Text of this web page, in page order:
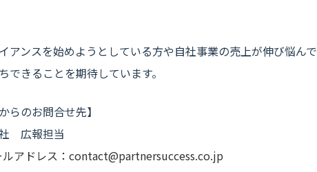
アンスを始めようとしている方や自社事業の売上が伸び悩んで
できることを期待しています。
らのお問合せ先】
広報担当
ルアドレス：contact@partnersuccess.co.jp